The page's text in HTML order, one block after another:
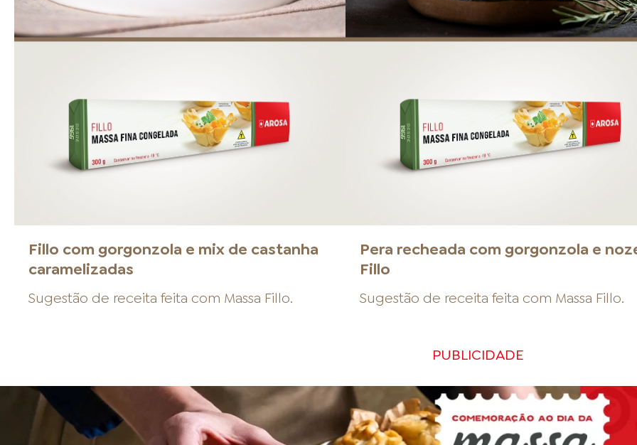
Fillo com gorgonzola e mix de castanha
caramelizadas
Sugestão de receita feita com Massa Fillo.
Pera recheada com gorgonzola e
Fillo
Sugestão de receita feita com Massa Fillo.
PUBLICIDADE